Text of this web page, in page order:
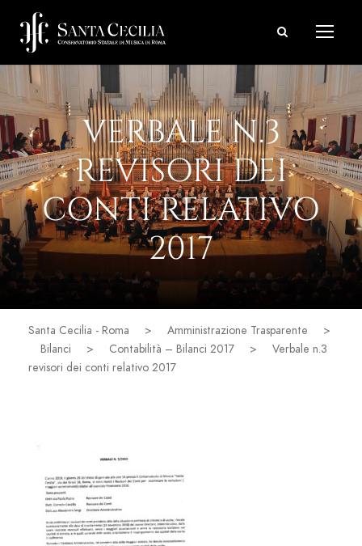
VERBALE N.3
REVISORI DEI
CONTI RELATIVO
2017
Santa Cecilia - Roma > Amministrazione Trasparente
>
Bilanci
> Contabilità – Bilanci 2017 >
Verbale n.3
revisori dei conti relativo 2017